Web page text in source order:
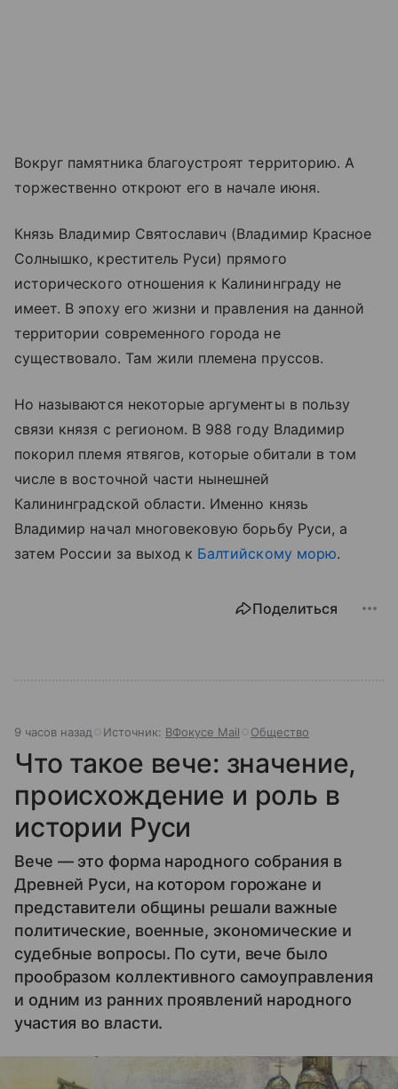
Вокруг памятника благоустроят территорию. А
торжественно откроют его в начале июня.
Князь Владимир Святославич (Владимир Красное
Солнышко, креститель Руси) прямого
исторического отношения к Калининграду не
имеет. В эпоху его жизни и правления на данной
территории современного города не
существовало. Там жили племена пруссов.
Но называются некоторые аргументы в пользу
связи князя с регионом. В 988 году Владимир
покорил племя ятвягов, которые обитали в том
числе в восточной части нынешней
Калининградской области. Именно князь
Владимир начал многовековую борьбу Руси, а
затем России за выход к Балтийскому морю.
Поделиться
9 часов назад Источник: ВФокусе Mail Общество
Что такое вече: значение,
происхождение и роль в
истории Руси
Вече — это форма народного собрания в
Древней Руси, на котором горожане и
представители общины решали важные
политические, военные, экономические и
судебные вопросы. По сути, вече было
прообразом коллективного самоуправления
и одним из ранних проявлений народного
участия во власти.